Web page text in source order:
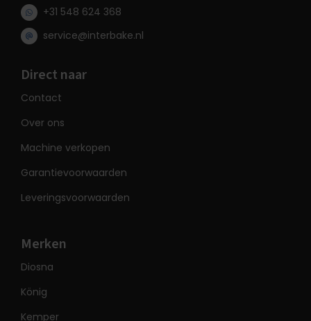
+31 548 624 368
service@interbake.nl
Direct naar
Contact
Over ons
Machine verkopen
Garantievoorwaarden
Leveringsvoorwaarden
Merken
Diosna
König
Kemper